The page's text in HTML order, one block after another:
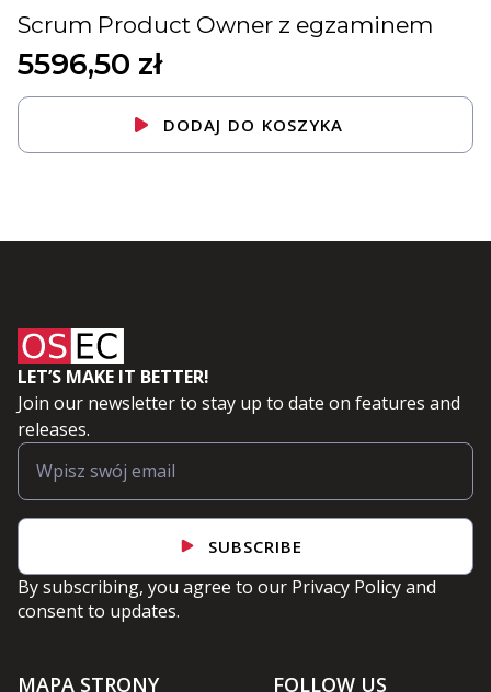
Scrum Product Owner z egzaminem
5596,50 zł
DODAJ DO KOSZYKA
LET’S MAKE IT BETTER!
Join our newsletter to stay up to date on features and
releases.
SUBSCRIBE
By subscribing, you agree to our Privacy Policyand
consent to updates.
MAPA STRONY FOLLOW US